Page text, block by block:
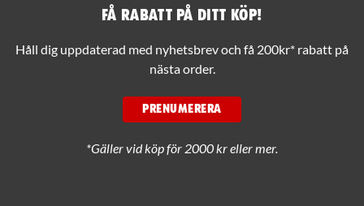
Få rabatt på ditt köp!
Håll dig uppdaterad med nyhetsbrev och få 200kr* rabatt på
nästa order.
PRENUMERERA
*Gäller vid köp för 2000 kr eller mer.